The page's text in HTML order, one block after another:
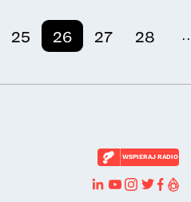
25 26 27 28
WSPIERAJ RADIO